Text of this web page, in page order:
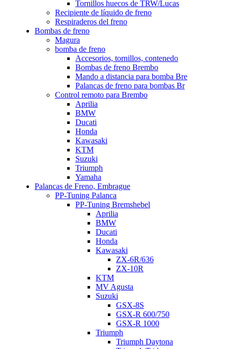
Tornillos huecos de TRW/Lucas
Recipiente de líquido de freno
Respiraderos del freno
Bombas de freno
Magura
bomba de freno
Accesorios, tornillos, contenedo
Bombas de freno Brembo
Mando a distancia para bomba Bre
Palancas de freno para bombas Br
Control remoto para Brembo
Aprilia
BMW
Ducati
Honda
Kawasaki
KTM
Suzuki
Triumph
Yamaha
Palancas de Freno, Embrague
PP-Tuning Palanca
PP-Tuning Bremshebel
Aprilia
BMW
Ducati
Honda
Kawasaki
ZX-6R/636
ZX-10R
KTM
MV Agusta
Suzuki
GSX-8S
GSX-R 600/750
GSX-R 1000
Triumph
Triumph Daytona